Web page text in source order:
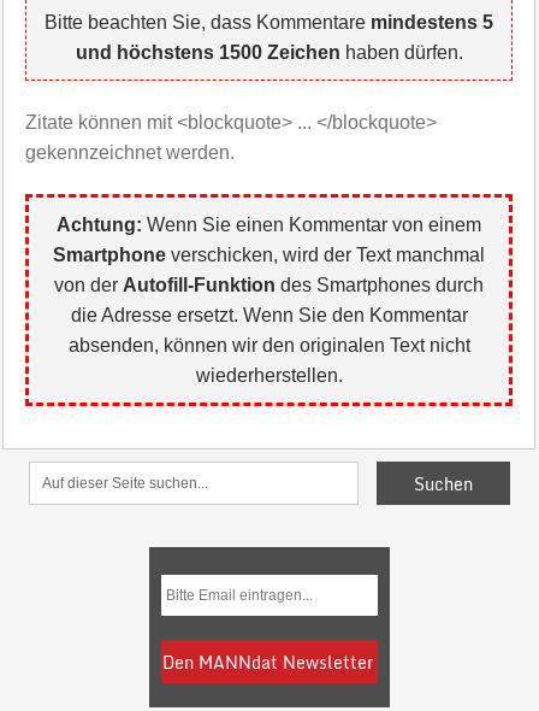
Bitte beachten Sie, dass Kommentare mindestens 5
und höchstens 1500 Zeichen haben dürfen.
Zitate können mit <blockquote> ... </blockquote>
gekennzeichnet werden.
Achtung: Wenn Sie einen Kommentar von einem
Smartphone verschicken, wird der Text manchmal
von der Autofill-Funktion des Smartphones durch
die Adresse ersetzt. Wenn Sie den Kommentar
absenden, können wir den originalen Text nicht
wiederherstellen.